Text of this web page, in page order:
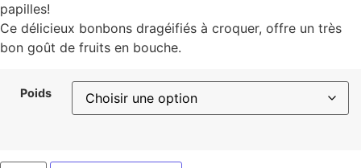
papilles!
Ce délicieux bonbons dragéifiés à croquer, offre un très
bon goût de fruits en bouche.
Poids